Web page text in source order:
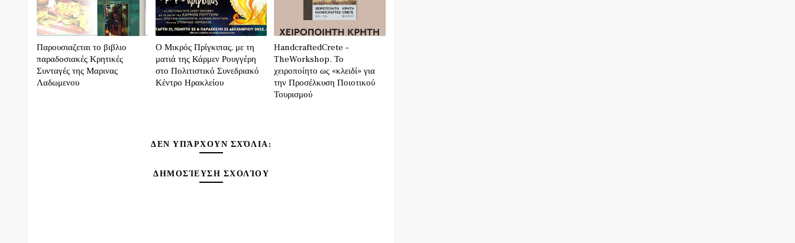
Παρουσιαζεται το βιβλιο
παραδοσιακές Κρητικές
Συνταγές της Μαρινας
Λαδωμενου
Ο Μικρός Πρίγκιπας, με τη
ματιά της Κάρμεν Ρουγγέρη
στο Πολιτιστικό Συνεδριακό
Κέντρο Ηρακλείου
HandcraftedCrete –
TheWorkshop. Το
χειροποίητο ως «κλειδί» για
την Προσέλκυση Ποιοτικού
Τουρισμού
ΔΕΝ ΥΠΆΡΧΟΥΝ ΣΧΌΛΙΑ:
ΔΗΜΟΣΊΕΥΣΗ ΣΧΟΛΊΟΥ